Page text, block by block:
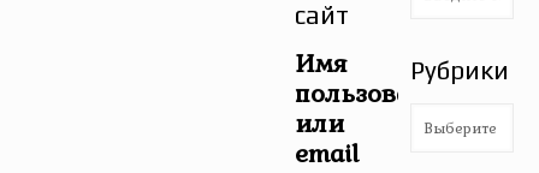
сайт
Имя
пользователя
или
email
Рубрики
Рубрики